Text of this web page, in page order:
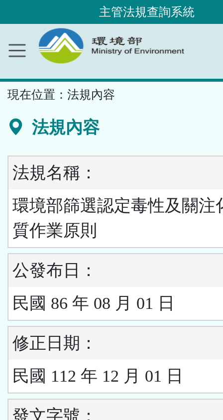
內
容
主管法規查詢系統
現在位置： 法規內容
法規內容
法規名稱：
環境部篩選認定毒性及關注
質作業原則
公發布日：
民國 86 年 08 月 01 日
修正日期：
民國 112 年 12 月 01 日
發文字號：